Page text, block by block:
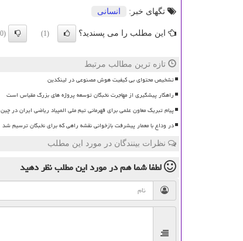
تگهای خبر: انسانی
این مطلب را می پسندید؟ (1)
(0)
تازه ترین مطالب مرتبط
تشخیص محتوای بی کیفیت هوش مصنوعی در لینکدین
راهکار پیشگیری از مهاجرت نخبگان توسعه پروژه های بزرگ مقیاس است
پیام تبریک معاون علمی برای قهرمانی تیم ملی المپیاد ریاضی ایران در چین
در وداع با معمار پیشرفت بازخوانی نقشه راهی که برای نخبگان ترسیم شد
نظرات بینندگان در مورد این مطلب
لطفا شما همدر مورد این مطلبنظر دهید